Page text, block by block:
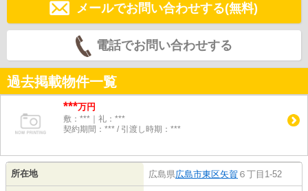
メールでお問い合わせする(無料)
電話でお問い合わせする
過去掲載物件一覧
***万円
敷：***｜礼：***
契約期間：*** / 引渡し時期：***
所在地 広島県広島市東区矢賀 ６丁目1-52